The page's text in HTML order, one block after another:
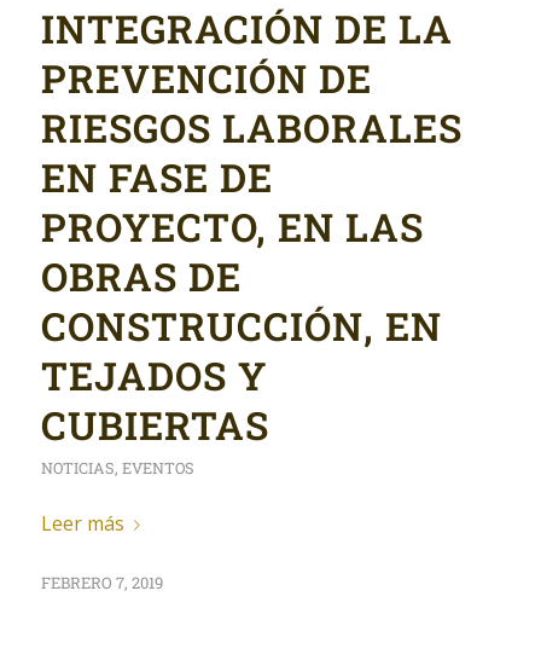
INTEGRACIÓN DE LA
PREVENCIÓN DE
RIESGOS LABORALES
EN FASE DE
PROYECTO, EN LAS
OBRAS DE
CONSTRUCCIÓN, EN
TEJADOS Y
CUBIERTAS
NOTICIAS, EVENTOS
Leer más
FEBRERO 7, 2019